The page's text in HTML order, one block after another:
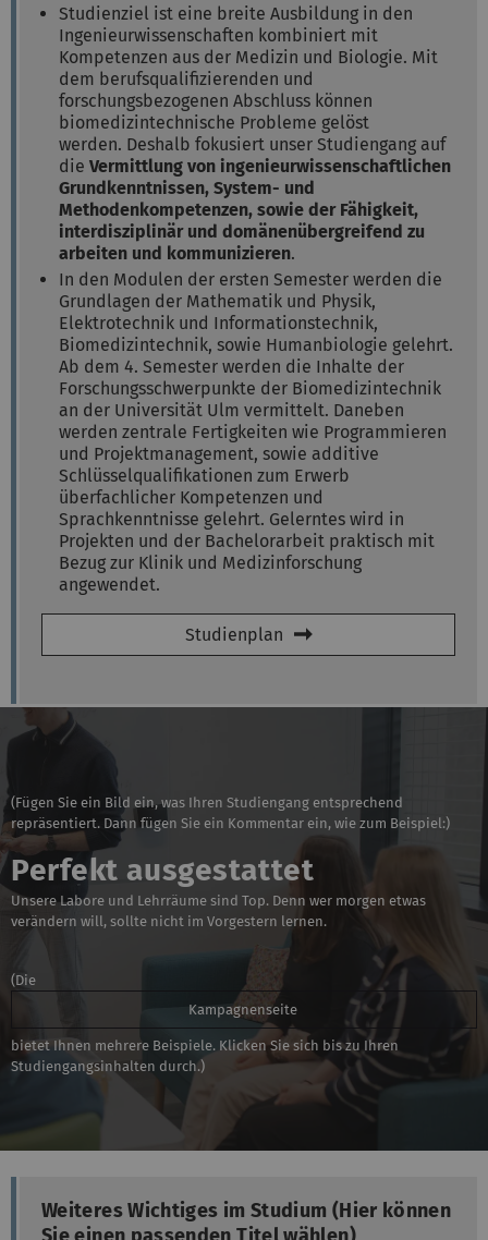
Studienziel ist eine breite Ausbildung in den
Ingenieurwissenschaften kombiniert mit
Kompetenzen aus der Medizin und Biologie. Mit
dem berufsqualifizierenden und
forschungsbezogenen Abschluss können
biomedizintechnische Probleme gelöst
werden. Deshalb fokusiert unser Studiengang auf
die Vermittlung von ingenieurwissenschaftlichen
Grundkenntnissen, System- und
Methodenkompetenzen, sowie der Fähigkeit,
interdisziplinär und domänenübergreifend zu
arbeiten und kommunizieren.
In den Modulen der ersten Semester werden die
Grundlagen der Mathematik und Physik,
Elektrotechnik und Informationstechnik,
Biomedizintechnik, sowie Humanbiologie gelehrt.
Ab dem 4. Semester werden die Inhalte der
Forschungsschwerpunkte der Biomedizintechnik
an der Universität Ulm vermittelt. Daneben
werden zentrale Fertigkeiten wie Programmieren
und Projektmanagement, sowie additive
Schlüsselqualifikationen zum Erwerb
überfachlicher Kompetenzen und
Sprachkenntnisse gelehrt. Gelerntes wird in
Projekten und der Bachelorarbeit praktisch mit
Bezug zur Klinik und Medizinforschung
angewendet.
Studienplan
(Fügen Sie ein Bild ein, was Ihren Studiengang entsprechend
repräsentiert. Dann fügen Sie ein Kommentar ein, wie zum Beispiel:)
Perfekt ausgestattet
Unsere Labore und Lehrräume sind Top. Denn wer morgen etwas
verändern will, sollte nicht im Vorgestern lernen.
(Die
Kampagnenseite
bietet Ihnen mehrere Beispiele. Klicken Sie sich bis zu Ihren
Studiengangsinhalten durch.)
Weiteres Wichtiges im Studium (Hier können